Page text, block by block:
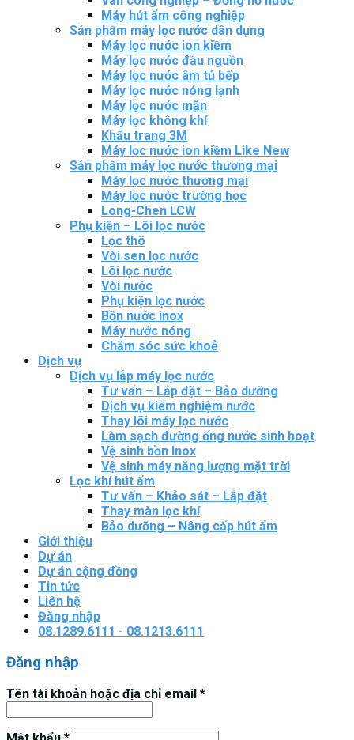
Máy hút ẩm công nghiệp
Sản phẩm máy lọc nước dân dụng
Máy lọc nước ion kiềm
Máy lọc nước đầu nguồn
Máy lọc nước âm tủ bếp
Máy lọc nước nóng lạnh
Máy lọc nước mặn
Máy lọc không khí
Khẩu trang 3M
Máy lọc nước ion kiềm Like New
Sản phẩm máy lọc nước thương mại
Máy lọc nước thương mại
Máy lọc nước trường học
Long-Chen LCW
Phụ kiện – Lõi lọc nước
Lọc thô
Vòi sen lọc nước
Lõi lọc nước
Vòi nước
Phụ kiện lọc nước
Bồn nước inox
Máy nước nóng
Chăm sóc sức khoẻ
Dịch vụ
Dịch vụ lắp máy lọc nước
Tư vấn – Lắp đặt – Bảo dưỡng
Dịch vụ kiểm nghiệm nước
Thay lõi máy lọc nước
Làm sạch đường ống nước sinh hoạt
Vệ sinh bồn Inox
Vệ sinh máy năng lượng mặt trời
Lọc khí hút ẩm
Tư vấn – Khảo sát – Lắp đặt
Thay màn lọc khí
Bảo dưỡng – Nâng cấp hút ẩm
Giới thiệu
Dự án
Dự án cộng đồng
Tin tức
Liên hệ
Đăng nhập
08.1289.6111 - 08.1213.6111
Đăng nhập
Tên tài khoản hoặc địa chỉ email *